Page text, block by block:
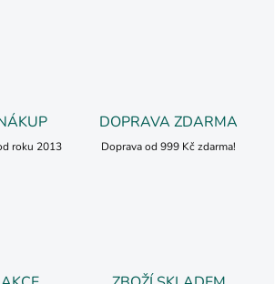
roku 2013
DOPRAVA ZDARMA
Doprava od 999 Kč zdarma!